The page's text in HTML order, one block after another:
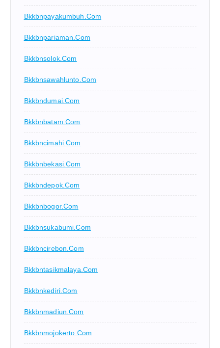
Bkkbnpayakumbuh.com
Bkkbnpariaman.com
Bkkbnsolok.com
Bkkbnsawahlunto.com
Bkkbndumai.com
Bkkbnbatam.com
Bkkbncimahi.com
Bkkbnbekasi.com
Bkkbndepok.com
Bkkbnbogor.com
Bkkbnsukabumi.com
Bkkbncirebon.com
Bkkbntasikmalaya.com
Bkkbnkediri.com
Bkkbnmadiun.com
Bkkbnmojokerto.com